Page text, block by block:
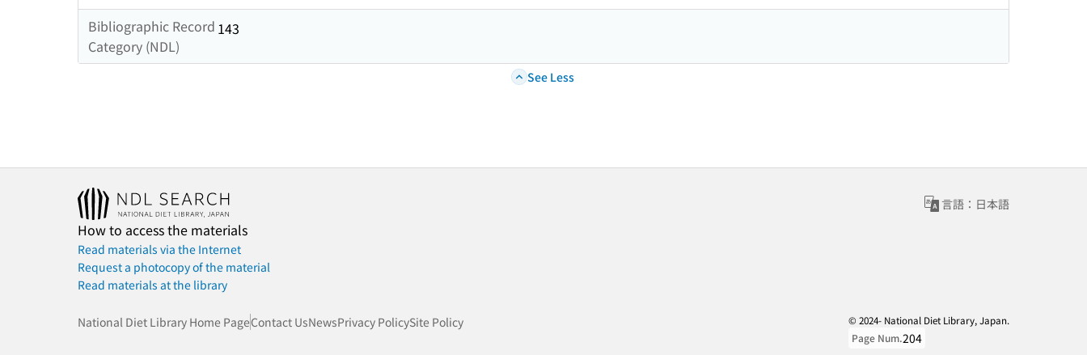
Bibliographic Record
Category (NDL)
143
See Less
言語：日本語
How to access the materials
Read materials via the Internet
Request a photocopy of the material
Read materials at the library
National Diet Library Home PageContact UsNewsPrivacy PolicySite Policy
© 2024- National Diet Library, Japan.
Page Num.204